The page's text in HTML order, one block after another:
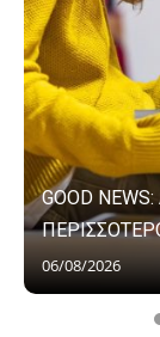
GOOD
06/08/2026